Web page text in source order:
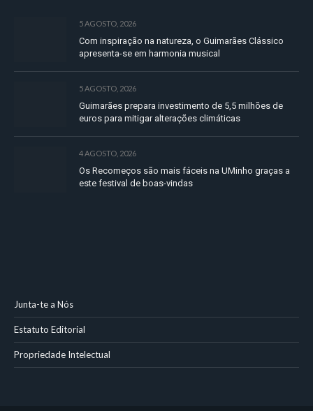
5 AGOSTO, 2026
Com inspiração na natureza, o Guimarães Clássico
apresenta-se em harmonia musical
5 AGOSTO, 2026
Guimarães prepara investimento de 5,5 milhões de
euros para mitigar alterações climáticas
4 AGOSTO, 2026
Os Recomeços são mais fáceis na UMinho graças a
este festival de boas-vindas
Junta-te a Nós
Estatuto Editorial
Propriedade Intelectual